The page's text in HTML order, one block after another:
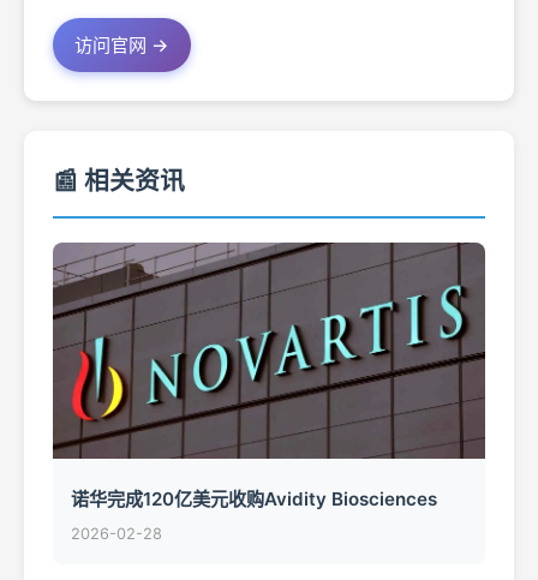
访问官网 →
📰 相关资讯
诺华完成120亿美元收购Avidity Biosciences
2026-02-28